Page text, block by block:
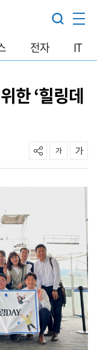
전자 IT
한 ‘힐링데